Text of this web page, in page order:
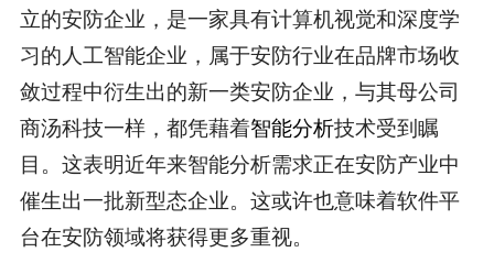
立的安防企业，是一家具有计算机视觉和深度学
习的人工智能企业，属于安防行业在品牌市场收
敛过程中衍生出的新一类安防企业，与其母公司
商汤科技一样，都凭藉着智能分析技术受到瞩
目。这表明近年来智能分析需求正在安防产业中
催生出一批新型态企业。这或许也意味着软件平
台在安防领域将获得更多重视。